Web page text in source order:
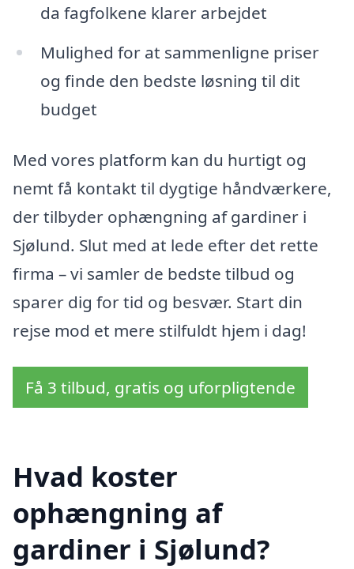
da fagfolkene klarer arbejdet
Mulighed for at sammenligne priser
og finde den bedste løsning til dit
budget
Med vores platform kan du hurtigt og
nemt få kontakt til dygtige håndværkere,
der tilbyder ophængning af gardiner i
Sjølund. Slut med at lede efter det rette
firma – vi samler de bedste tilbud og
sparer dig for tid og besvær. Start din
rejse mod et mere stilfuldt hjem i dag!
Få 3 tilbud, gratis og uforpligtende
Hvad koster
ophængning af
gardiner i Sjølund?